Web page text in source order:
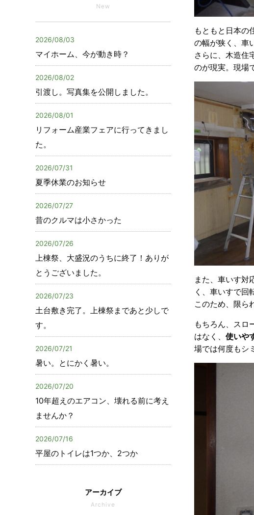
もともと日本の
の幅が狭く、車
さらに、木造住
のが現実。現場
また、車いす対
く、車いすで回
このため、限ら
もちろん、スロ
はなく、 使いや
場では何度もシ
New
2026/08/03
マイホーム、今が動き時？
2026/08/02
引渡し。写真集を公開しました。
2026/08/01
リフォーム産業フェアに行ってきまし
た。
2026/07/31
夏季休業のお知らせ
2026/07/27
昔のクルマは小さかった
2026/07/26
上棟祭、大盛況のうちに終了！ありが
とうございました。
2026/07/23
土台敷き完了。上棟祭まであと少しで
す。
2026/07/21
暑い。とにかく暑い。
2026/07/20
10年超えのエアコン、壊れる前に考え
ませんか？
2026/07/16
平屋のトイレは1つか、2つか
アーカイブ
Archive